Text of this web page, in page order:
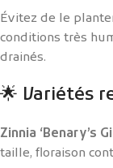
Évitez de le
conditions très
drainés.
🌟 Variétés
Zinnia ‘Benary’s
taille, floraison